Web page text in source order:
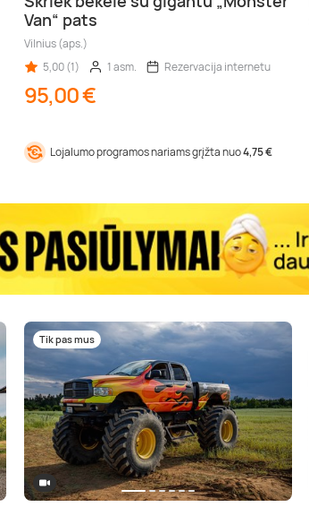
Van“ pats
Vilnius (aps.)
5,00 (1)
1 asm. Rezervacija internetu
95,00 €
Lojalumo programos nariams grįžta nuo4,75 €
Tik pas mus